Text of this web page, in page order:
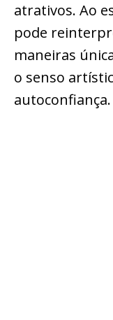
atrativos. Ao
pode
maneiras
o senso
autoconfiança.